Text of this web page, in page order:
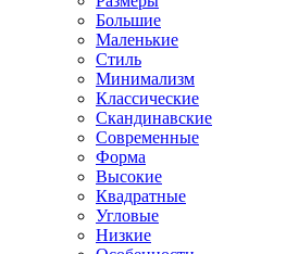
Большие
Маленькие
Стиль
Минимализм
Классические
Скандинавские
Современные
Форма
Высокие
Квадратные
Угловые
Низкие